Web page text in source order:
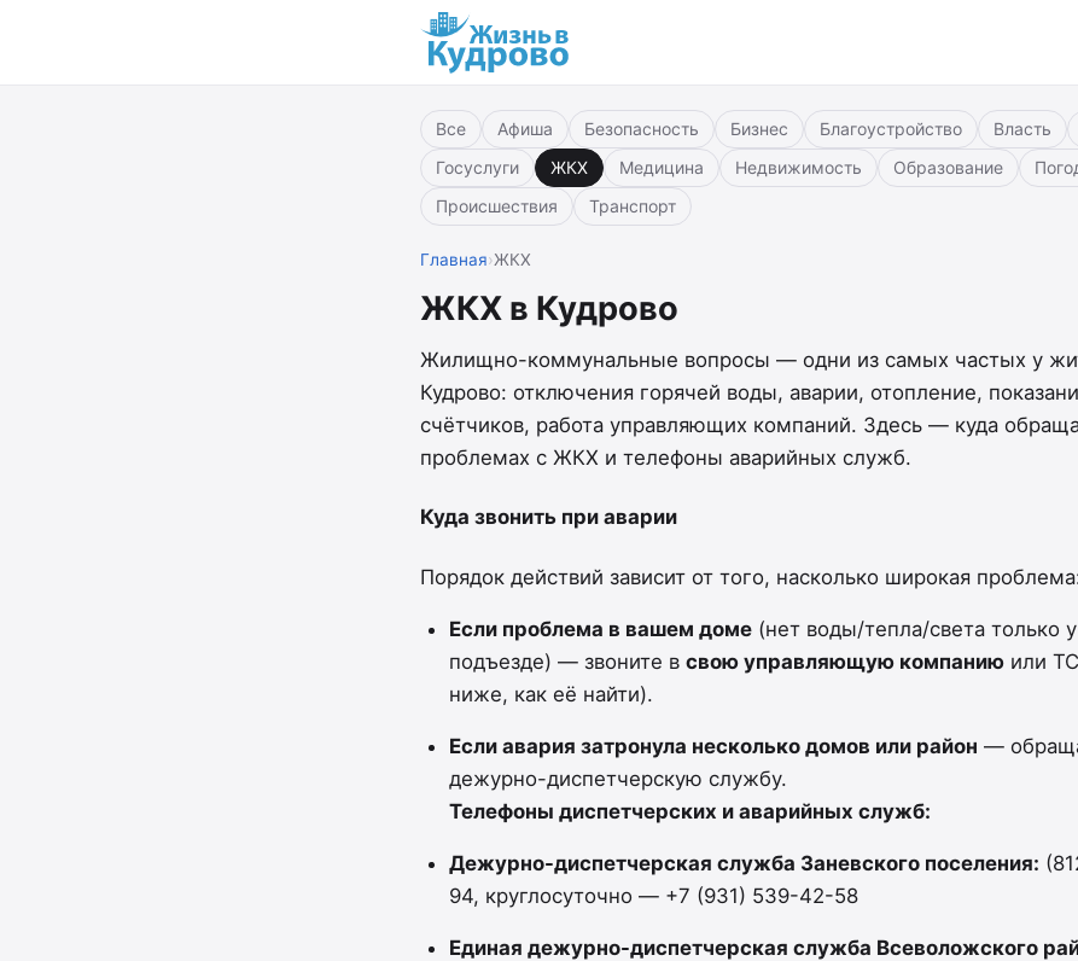
Все Афиша Безопасность Бизнес Благоустройство Власть
Госуслуги
ЖКХ Медицина Недвижимость Образование
Происшествия
Транспорт
Главная›ЖКХ
ЖКХ в Кудрово
Жилищно-коммунальные вопросы — одни из самых частых у
Кудрово: отключения горячей воды, аварии, отопление,
счётчиков, работа управляющих компаний. Здесь — куда
проблемах с ЖКХ и телефоны аварийных служб.
Куда звонить при аварии
Порядок действий зависит от того, насколько широкая
Если проблема в вашем доме(нет воды/тепла/света только
подъезде) — звоните в свою управляющую компаниюили
ниже, как её найти).
Если авария затронула несколько домов или район —
дежурно-диспетчерскую службу.
Телефоны диспетчерских и аварийных служб:
Дежурно-диспетчерская служба Заневского поселения:
94, круглосуточно — +7 (931) 539-42-58
Единая дежурно-диспетчерская служба Всеволожского